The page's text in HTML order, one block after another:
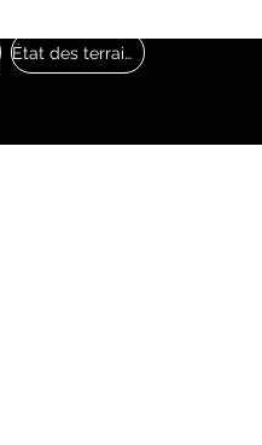
État des terrains